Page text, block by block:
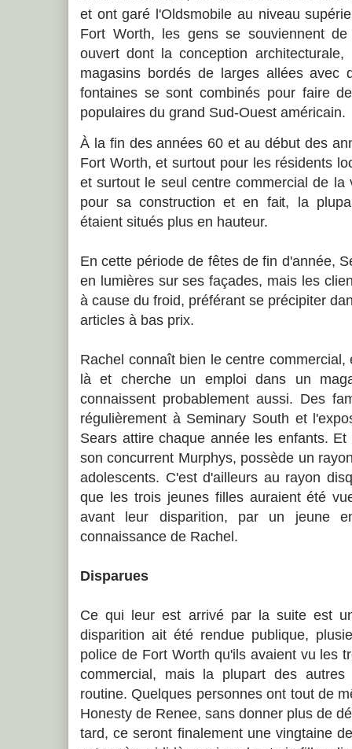
et ont garé l'Oldsmobile au niveau
Fort Worth, les gens se souviennent
ouvert dont la conception architecturale,
magasins bordés de larges allées avec
fontaines se sont combinés pour faire
populaires du grand Sud-Ouest américain.
À la fin des années 60 et au début des
Fort Worth, et surtout pour les résidents
et surtout le seul centre commercial de
pour sa construction et en fait, la
étaient situés plus en hauteur.
En cette période de fêtes de fin d'année,
en lumières sur ses façades, mais les
à cause du froid, préférant se précipiter
articles à bas prix.
Rachel connaît bien le centre
là et cherche un emploi dans un
connaissent probablement aussi. Des
régulièrement à Seminary South et
Sears attire chaque année les enfants.
son concurrent Murphys, possède un
adolescents. C'est d'ailleurs au rayon
que les trois jeunes filles auraient été
avant leur disparition, par un jeune
connaissance de Rachel.
Disparues
Ce qui leur est arrivé par la suite est
disparition ait été rendue publique,
police de Fort Worth qu'ils avaient vu les
commercial, mais la plupart des
routine. Quelques personnes ont tout de
Honesty de Renee, sans donner plus de
tard, ce seront finalement une vingtaine